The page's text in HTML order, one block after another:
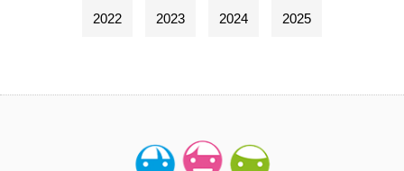
2022 2023 2024 2025